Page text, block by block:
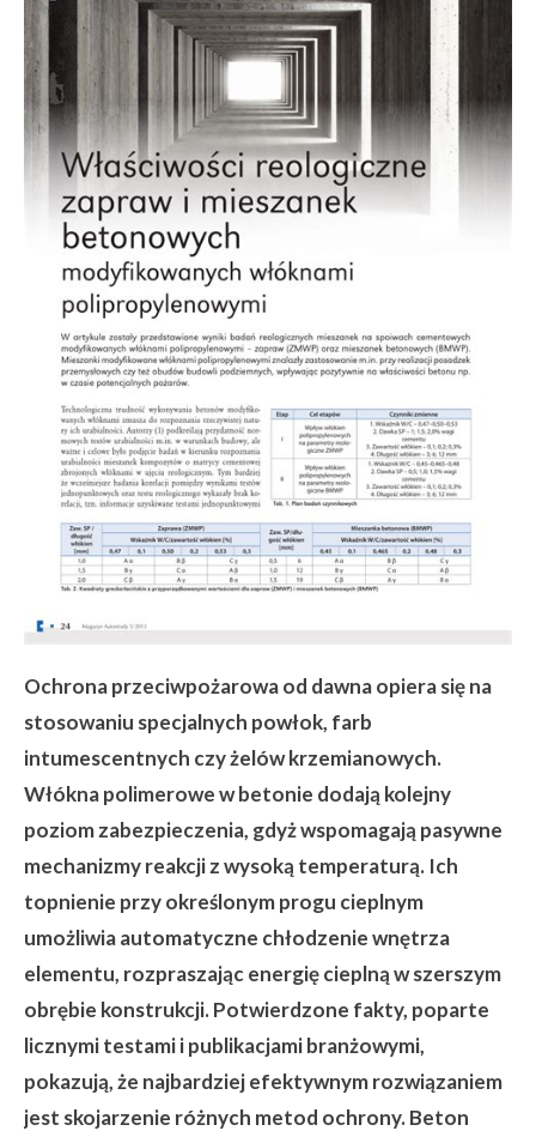
Ochrona przeciwpożarowa od dawna opiera się na
stosowaniu specjalnych powłok, farb
intumescentnych czy żelów krzemianowych.
Włókna polimerowe w betonie dodają kolejny
poziom zabezpieczenia, gdyż wspomagają pasywne
mechanizmy reakcji z wysoką temperaturą. Ich
topnienie przy określonym progu cieplnym
umożliwia automatyczne chłodzenie wnętrza
elementu, rozpraszając energię cieplną w szerszym
obrębie konstrukcji. Potwierdzone fakty, poparte
licznymi testami i publikacjami branżowymi,
pokazują, że najbardziej efektywnym rozwiązaniem
jest skojarzenie różnych metod ochrony. Beton